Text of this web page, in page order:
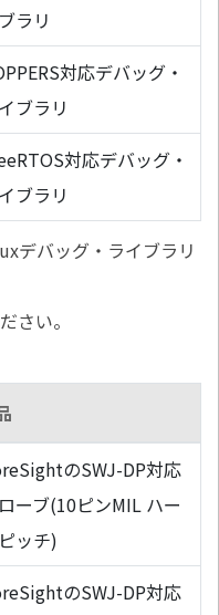
ラリ
対応デバッグ・
ブラリ
対応デバッグ・
ブラリ
デバッグ・ライブラリ
さい。
のSWJ-DP対応
ーブ(10ピンMIL ハー
ッチ)
のSWJ-DP対応